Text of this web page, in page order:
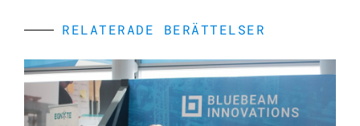
RELATERADE BERÄTTELSER